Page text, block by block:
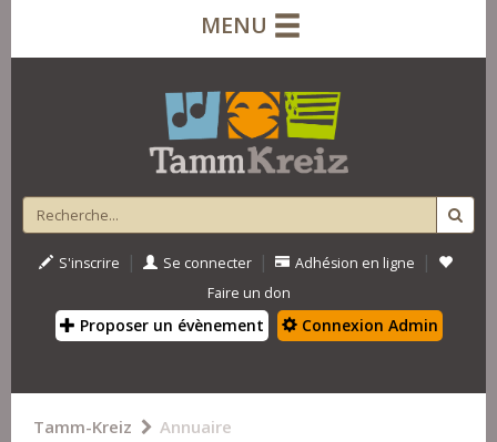
MENU
S'inscrire | Se connecter | Adhésion en ligne |
Faire un don
Proposer un évènement Connexion Admin
Tamm-Kreiz Annuaire